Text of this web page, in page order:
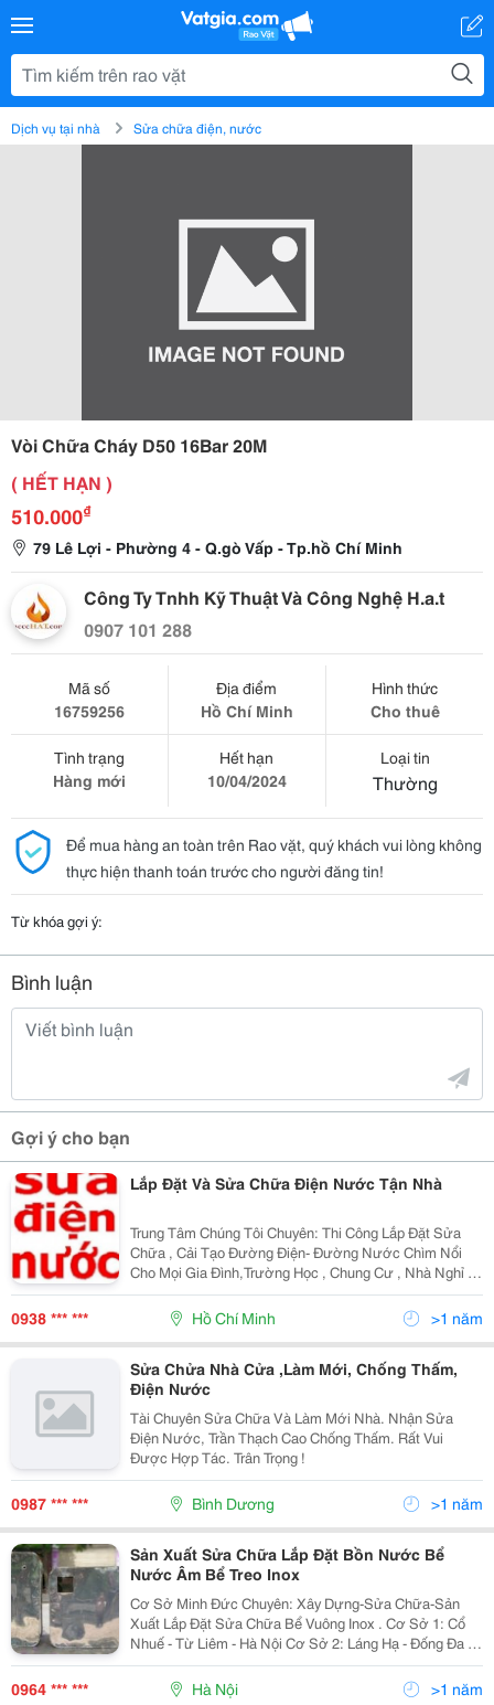
Dịch vụ tại nhà Sửa chữa điện, nước
Vòi Chữa Cháy D50 16Bar 20M
( HẾT HẠN )
510.000₫
79 Lê Lợi - Phường 4 - Q.gò Vấp - Tp.hồ Chí Minh
Công Ty Tnhh Kỹ Thuật Và Công Nghệ H.a.t
0907 101 288
Mã số
16759256
Địa điểm
Hồ Chí Minh
Hình thức
Cho thuê
Tình trạng
Hàng mới
Hết hạn
10/04/2024
Loại tin
Thường
Để mua hàng an toàn trên Rao vặt, quý khách vui lòng không
thực hiện thanh toán trước cho người đăng tin!
Từ khóa gợi ý:
Bình luận
Gợi ý cho bạn
Lắp Đặt Và Sửa Chữa Điện Nước Tận Nhà
Trung Tâm Chúng Tôi Chuyên: Thi Công Lắp Đặt Sửa
Chữa , Cải Tạo Đường Điện- Đường Nước Chìm Nổi
Cho Mọi Gia Đình,Trường Học , Chung Cư , Nhà Nghỉ ,
Khách Sạn &Hellip;(Vd:sửa Chữa Chập , Cháy Nổ Điện
, Máy Bơm , Quạt &Hellip;, Lắp Đặt Đường Dây Điệ
0938 *** *** Hồ Chí Minh >1 năm
Sửa Chửa Nhà Cửa ,Làm Mới, Chống Thấm,
Điện Nước
Tài Chuyên Sửa Chữa Và Làm Mới Nhà. Nhận Sửa
Điện Nước, Trần Thạch Cao Chống Thấm. Rất Vui
Được Hợp Tác. Trân Trọng !
0987 *** *** Bình Dương >1 năm
Sản Xuất Sửa Chữa Lắp Đặt Bồn Nước Bể
Nước Âm Bể Treo Inox
Cơ Sở Minh Đức Chuyên: Xây Dựng-Sửa Chữa-Sản
Xuất Lắp Đặt Sửa Chữa Bể Vuông Inox . Cơ Sở 1: Cổ
Nhuế - Từ Liêm - Hà Nội Cơ Sở 2: Láng Hạ - Đống Đa -
Hà Nội Nhận: Làm Mới- Cải Tạo Nhà- Chống Thấm -
Chống Dột - Trần-Vách Thạch Cao - Sơn - Bả..... Thi Cô
0964 *** *** Hà Nội >1 năm